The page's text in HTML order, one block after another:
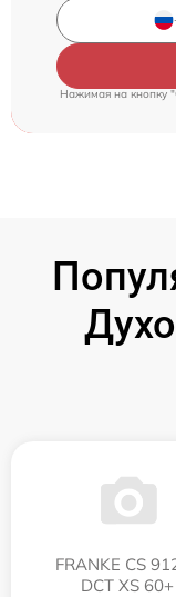
Нажимая на кнопку
FRANKE CS
DCT XS 60+